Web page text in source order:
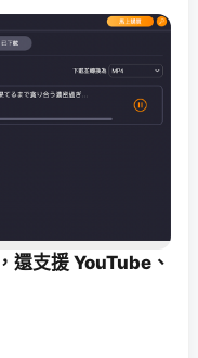
還支援 YouTube、